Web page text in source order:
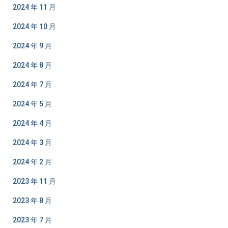
2024 年 11 月
2024 年 10 月
2024 年 9 月
2024 年 8 月
2024 年 7 月
2024 年 5 月
2024 年 4 月
2024 年 3 月
2024 年 2 月
2023 年 11 月
2023 年 8 月
2023 年 7 月